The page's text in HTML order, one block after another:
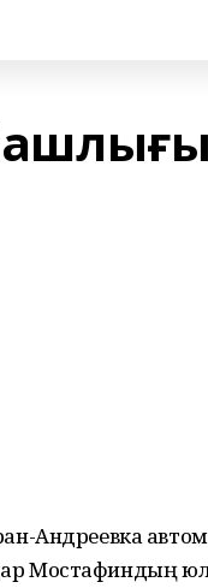
Андреевка
Мостафиндың юл